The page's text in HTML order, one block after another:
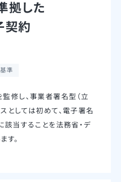
拠した
契約
準
修し、事業者署名型（立
としては初めて、電子署名
該当することを法務省・デ
す。